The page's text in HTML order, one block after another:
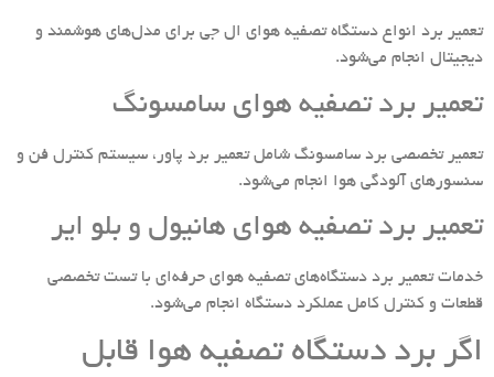
تعمیر برد انواع دستگاه تصفیه هوای ال جی برای مدل‌های هوشمند و
دیجیتال انجام می‌شود.
تعمیر برد تصفیه هوای سامسونگ
تعمیر تخصصی برد سامسونگ شامل تعمیر برد پاور، سیستم کنترل فن و
سنسورهای آلودگی هوا انجام می‌شود.
تعمیر برد تصفیه هوای هانیول و بلو ایر
خدمات تعمیر برد دستگاه‌های تصفیه هوای حرفه‌ای با تست تخصصی
قطعات و کنترل کامل عملکرد دستگاه انجام می‌شود.
اگر برد دستگاه تصفیه هوا قابل